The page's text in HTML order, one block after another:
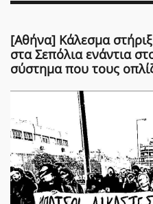
[Αθήνα] Κάλεσμα
στα Σεπόλια ενάντια
σύστημα που τους